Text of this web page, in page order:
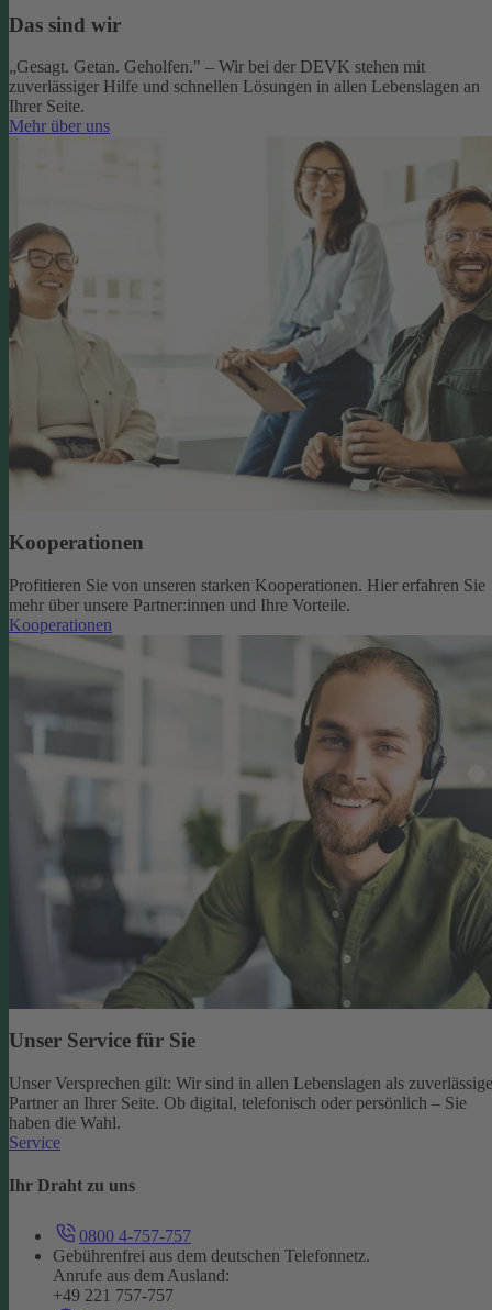
Das sind wir
„Gesagt. Getan. Geholfen." – Wir bei der DEVK stehen mit
zuverlässiger Hilfe und schnellen Lösungen in allen Lebenslagen an
Ihrer Seite.
Mehr über uns
Kooperationen
Profitieren Sie von unseren starken Kooperationen. Hier erfahren Sie
mehr über unsere Partner:innen und Ihre Vorteile.
Kooperationen
Unser Service für Sie
Unser Versprechen gilt: Wir sind in allen Lebenslagen als
Partner an Ihrer Seite. Ob digital, telefonisch oder persönlich – Sie
haben die Wahl.
Service
Ihr Draht zu uns
0800 4-757-757
Gebührenfrei aus dem deutschen Telefonnetz.
Anrufe aus dem Ausland:
+49 221 757-757